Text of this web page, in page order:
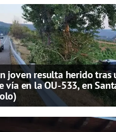
joven resulta herido tras
vía en la OU-533, en